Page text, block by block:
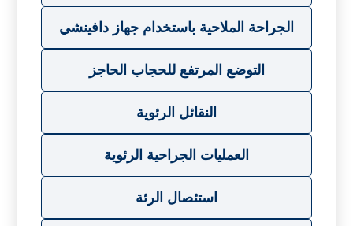
الجراحة الملاحية باستخدام جهاز دافينشي
التوضع المرتفع للحجاب الحاجز
النقائل الرئوية
العمليات الجراحية الرئوية
استئصال الرئة